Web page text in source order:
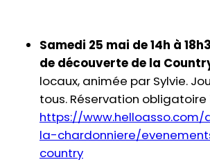
Samedi 25 mai de 14h à
de découverte de la
locaux, animée par Sylvie.
tous. Réservation obligatoire
https://
la-chardonniere/
country